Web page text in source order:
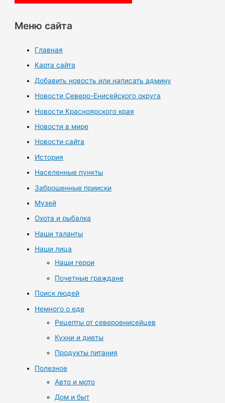
Меню сайта
Главная
Карта сайта
Добавить новость или написать админу
Новости Северо-Енисейского округа
Новости Красноярского края
Новости в мире
Новости сайта
История
Населенные пункты
Заброшенные прииски
Музей
Охота и рыбалка
Наши таланты
Наши лица
Наши герои
Почетные граждане
Поиск людей
Немного о еде
Рецепты от североенисейцев
Кухни и диеты
Продукты питания
Полезное
Авто и мото
Дом и быт